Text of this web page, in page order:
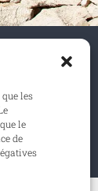
les
le
de